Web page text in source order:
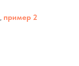
, пример 2